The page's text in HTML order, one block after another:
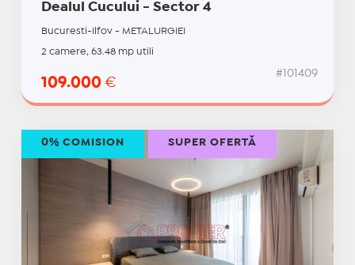
Dealul Cucului - Sector 4
Bucuresti-Ilfov - METALURGIEI
2 camere, 63.48 mp utili
109.000 €
#101409
0% COMISION SUPER OFERTĂ